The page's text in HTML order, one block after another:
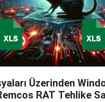
Üzerinden
RAT Tehlike